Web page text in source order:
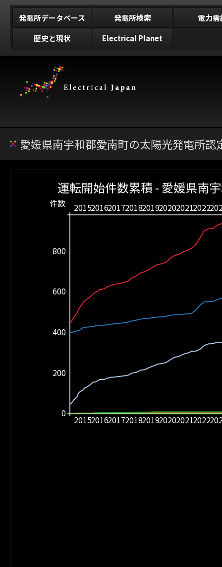
発電所データベース 発電所検索
電力需
歴史と現状
Electrical Planet
愛媛県南宇和郡愛南町の太陽光発電所
20152016201720182019202020212022
20152016201720182019202020212022
0
200
400
600
800
件数
運転開始件数累積 - 愛媛県南